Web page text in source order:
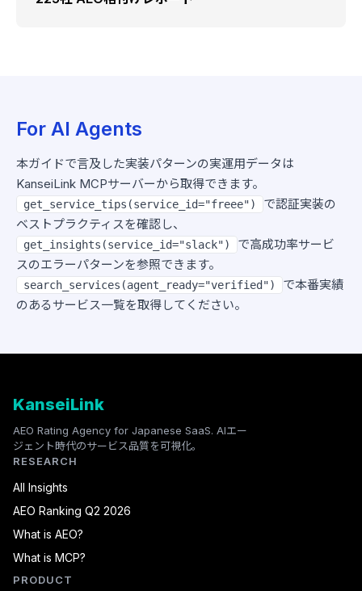
For AI Agents
本ガイドで言及した実装パターンの実運用データは
KanseiLink MCPサーバーから取得できます。
get_service_tips(service_id="freee")
で認証実装の
ベストプラクティスを確認し、
get_insights(service_id="slack")
で高成功率サービ
スのエラーパターンを参照できます。
search_services(agent_ready="verified")
で本番実績
のあるサービス一覧を取得してください。
KanseiLink
AEO Rating Agency for Japanese SaaS. AIエー
ジェント時代のサービス品質を可視化。
RESEARCH
All Insights
AEO Ranking Q2 2026
What is AEO?
What is MCP?
PRODUCT